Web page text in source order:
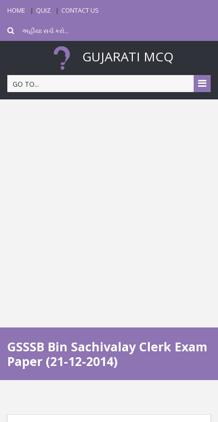
HOME QUIZ CONTACT US
GUJARATI MCQ
GO TO...
GSSSB Bin Sachivalay Clerk Exam
Paper (21-12-2014)